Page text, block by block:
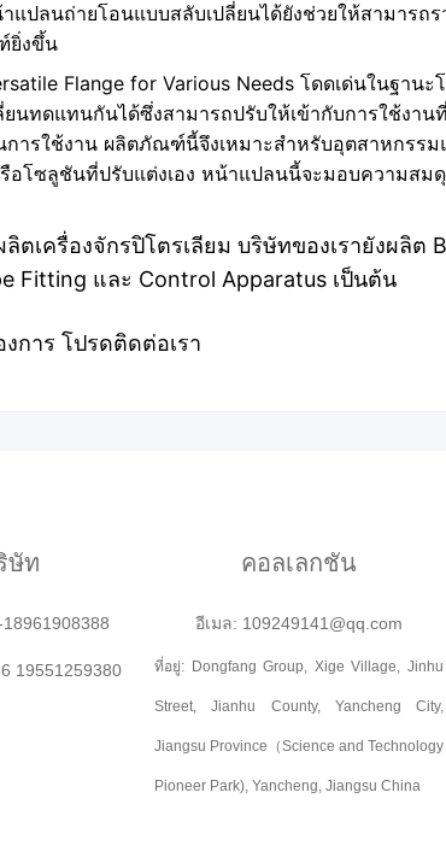
แปลนถ่ายโอนแบบสลับเปลี่ยนได้ยังช่วยให้สามารถ
ยิ่งขึ้น
Flange for Various Needs โดดเด่นในฐา
ยนทดแทนกันได้ซึ่งสามารถปรับให้เข้ากับการใช้ง
การใช้งาน ผลิตภัณฑ์นี้จึงเหมาะสำหรับอุตสาหกร
อโซลูชันที่ปรับแต่งเอง หน้าแปลนนี้จะมอบความส
ตเครื่องจักรปิโตรเลียม บริษัทของเรายังผลิ
Fitting และ Control Apparatus เป็นต้น
การ โปรดติดต่อเรา
ษัท
19551259380
คอลเลกชัน
อีเมล: 109249141@qq.com
ที่อยู่: Dongfang Group, Xige Village, Jinhu
Street, Jianhu County, Yancheng City,
Jiangsu Province（Science and Technology
Pioneer Park), Yancheng, Jiangsu China